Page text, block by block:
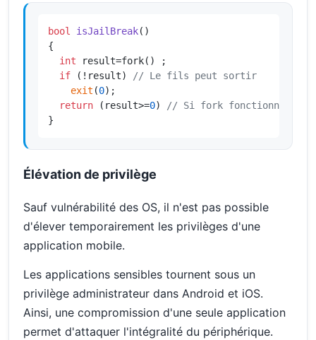
bool isJailBreak()
{
int result=fork() ;
if (!result) // Le fils peut sortir
exit (0);
return (result>=0) // Si fork fonctionne,
}
Élévation de privilège
Sauf vulnérabilité des OS, il n'est pas possible
d'élever temporairement les privilèges d'une
application mobile.
Les applications sensibles tournent sous un
privilège administrateur dans Android et iOS.
Ainsi, une compromission d'une seule application
permet d'attaquer l'intégralité du périphérique.